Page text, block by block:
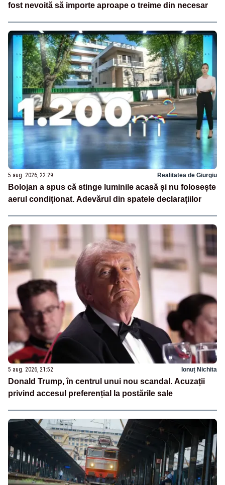
fost nevoită să importe aproape o treime din necesar
5 aug. 2026, 22:29 Realitatea de Giurgiu
Bolojan a spus că stinge luminile acasă și nu folosește
aerul condiționat. Adevărul din spatele declarațiilor
5 aug. 2026, 21:52 Ionuț Nichita
Donald Trump, în centrul unui nou scandal. Acuzații
privind accesul preferențial la postările sale